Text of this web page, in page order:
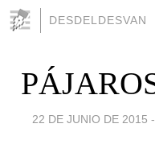
DESDELDESVAN
22 DE JUNIO DE 2015